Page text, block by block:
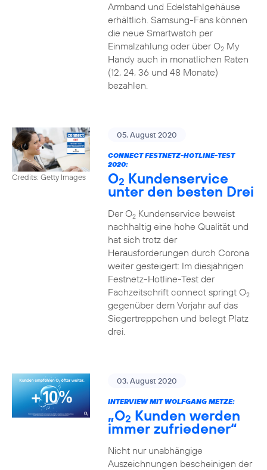
Armband und Edelstahlgehäuse
erhältlich. Samsung-Fans können
die neue Smartwatch per
Einmalzahlung oder über O2My
Handy auch in monatlichen Raten
(12, 24, 36 und 48 Monate)
bezahlen.
Credits: Getty Images
05. August 2020
CONNECT FESTNETZ-HOTLINE-TEST
2020:
O2 Kundenservice
unter den besten Drei
Der O2Kundenservice beweist
nachhaltig eine hohe Qualität und
hat sich trotz der
Herausforderungen durch Corona
weiter gesteigert: Im diesjährigen
Festnetz-Hotline-Test der
Fachzeitschrift connect springt O2
gegenüber dem Vorjahr auf das
Siegertreppchen und belegt Platz
drei.
03. August 2020
INTERVIEW MIT WOLFGANG METZE:
„O2 Kunden werden
immer zufriedener“
Nicht nur unabhängige
Auszeichnungen bescheinigen der